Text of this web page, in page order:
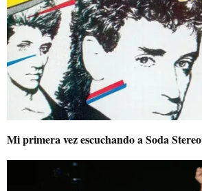
Mi primera vez escuchando a Soda Stereo